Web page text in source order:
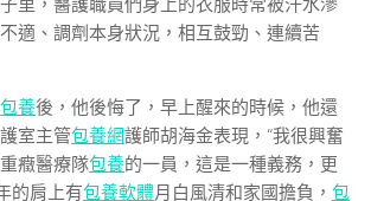
，醫護職員們身上的衣服時常被汗水滲
適、調劑本身狀況，相互鼓勁、連續苦
包養後，他後悔了，早上醒來的時候，他還
室主管包養網護師胡海金表現，“我很興奮
癥醫療隊包養的一員，這是一種義務，更
的肩上有包養軟體月白風清和家國擔負， 包